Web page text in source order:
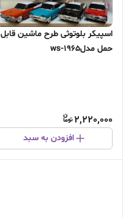
‌اسپیکر بلوتوثی طرح ماشین قابل
حمل مدلws-1965
2,220,000
افزودن به سبد